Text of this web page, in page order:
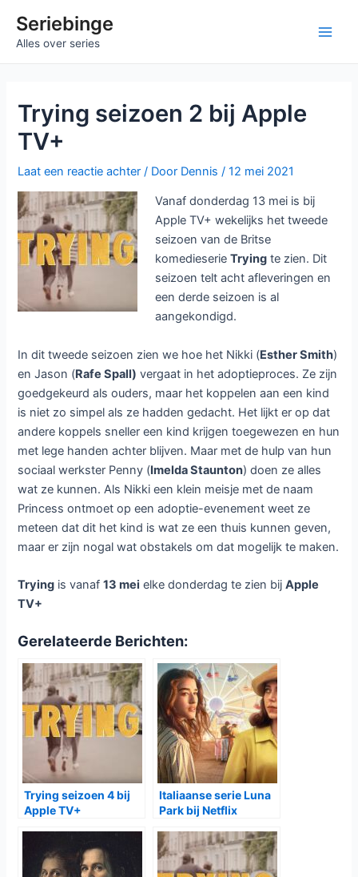
naarSeriebinge
Alles over series
Trying seizoen 2 bij Apple
TV+
Laat een reactie achter / Door Dennis/12 mei 2021
Vanaf donderdag 13 mei is bij
Apple TV+ wekelijks het tweede
seizoen van de Britse
komedieserieTrying te zien. Dit
seizoen telt acht afleveringen en
een derde seizoen is al
aangekondigd.
In dit tweede seizoen zien we hoe het Nikki (Esther Smith)
en Jason (Rafe Spall) vergaat in het adoptieproces. Ze zijn
goedgekeurd als ouders, maar het koppelen aan een kind
is niet zo simpel als ze hadden gedacht. Het lijkt er op dat
andere koppels sneller een kind krijgen toegewezen en hun
met lege handen achter blijven. Maar met de hulp van hun
sociaal werkster Penny (Imelda Staunton) doen ze alles
wat ze kunnen. Als Nikki een klein meisje met de naam
Princess ontmoet op een adoptie-evenement weet ze
meteen dat dit het kind is wat ze een thuis kunnen geven,
maar er zijn nogal wat obstakels om dat mogelijk te maken.
Trying is vanaf13 mei elke donderdag te zien bijApple
TV+
Gerelateerde Berichten:
Trying seizoen 4 bij
Apple TV+
Italiaanse serie Luna
Park bij Netflix